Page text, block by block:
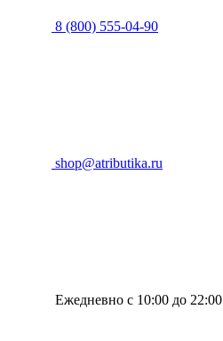
8 (800) 555-04-90
shop@atributika.ru
Ежедневно с 10:00 до 22:00